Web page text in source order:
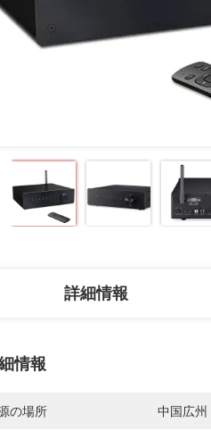
詳細情報
情報
の場所 中国広州